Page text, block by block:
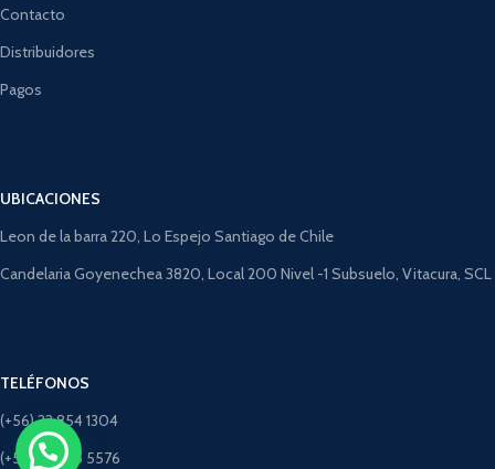
Contacto
Distribuidores
Pagos
UBICACIONES
Leon de la barra 220, Lo Espejo Santiago de Chile
Candelaria Goyenechea 3820, Local 200 Nivel -1 Subsuelo, Vitacura, SCL
TELÉFONOS
(+56) 22 854 1304
(+56) 9 4275 5576